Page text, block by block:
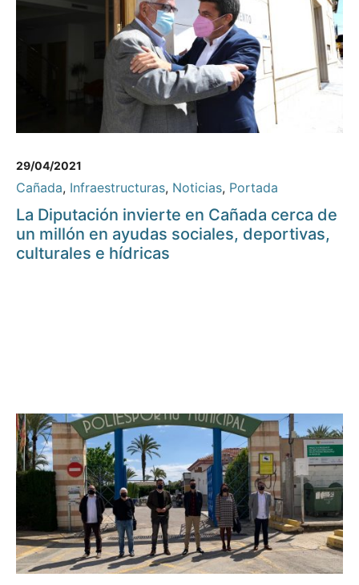
29/04/2021
Cañada, Infraestructuras, Noticias, Portada
La Diputación invierte en Cañada cerca de
un millón en ayudas sociales, deportivas,
culturales e hídricas